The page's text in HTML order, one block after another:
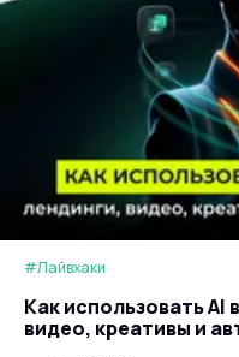
#Лайвхаки
Как использовать AI
видео, креативы и